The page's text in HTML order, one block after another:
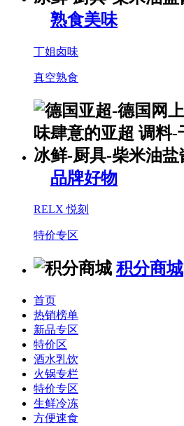
熟食美味
丁姐卤味
真空熟食
品牌好物
RELX 悦刻
特价专区
积分商城
首页
热销榜单
新品专区
特价区
酒水乳饮
火锅专栏
特价专区
生鲜冷冻
方便速食